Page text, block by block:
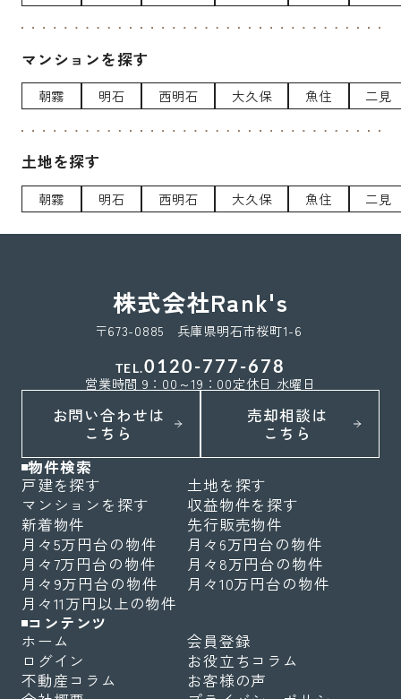
マンションを探す
朝霧 明石 西明石 大久保 魚住 二見
土地を探す
朝霧 明石 西明石 大久保 魚住 二見
株式会社Rank's
〒673-0885 兵庫県明石市桜町1-6
TEL.0120-777-678
営業時間 9：00～19：00定休日 水曜日
お問い合わせは
こちら
売却相談は
こちら
物件検索
戸建を探す
土地を探す
マンションを探す
収益物件を探す
新着物件
先行販売物件
月々5万円台の物件
月々6万円台の物件
月々7万円台の物件
月々8万円台の物件
月々9万円台の物件
月々10万円台の物件
月々11万円以上の物件
コンテンツ
ホーム
会員登録
ログイン
お役立ちコラム
不動産コラム
お客様の声